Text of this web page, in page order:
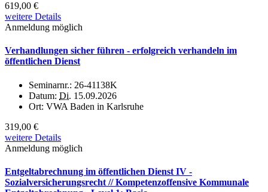
619,00 €
weitere Details
Anmeldung möglich
Verhandlungen sicher führen - erfolgreich verhandeln im
öffentlichen Dienst
Seminarnr.: 26-41138K
Datum: Di. 15.09.2026
Ort: VWA Baden in Karlsruhe
319,00 €
weitere Details
Anmeldung möglich
Entgeltabrechnung im öffentlichen Dienst IV -
Sozialversicherungsrecht // Kompetenzoffensive Kommunale